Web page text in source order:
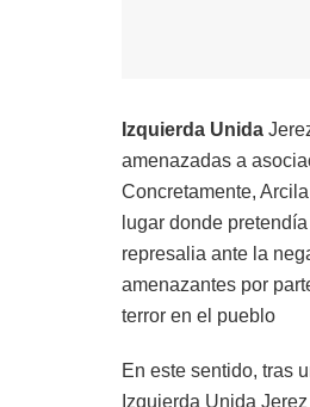
Izquierda Unida
amenazadas a
Concretamente,
lugar donde
represalia ante la
amenazantes por
terror en el pueblo
En este sentido, tras
Izquierda Unida